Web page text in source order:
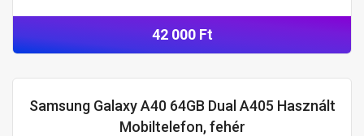
42 000 Ft
Samsung Galaxy A40 64GB Dual A405 Használt
Mobiltelefon, fehér